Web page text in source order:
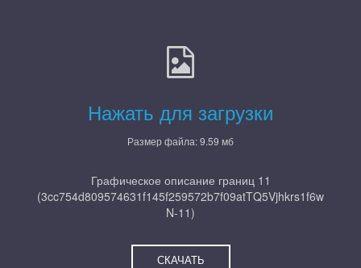
Нажать для загрузки
Размер файла: 9.59 мб
Графическое описание границ 11
(3cc754d809574631f145f259572b7f09atTQ5Vjhkrs1f6w
N-11)
СКАЧАТЬ